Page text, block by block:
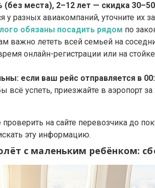
(без места), 2–12 лет — скидка
у разных авиакомпаний, уточните их
обязаны посадить рядом по
важно лететь всей семьей на
онлайн-регистрации или на
если ваш рейс отправляется в
всё успеть, приезжайте в аэропорт
на сайте перевозчика до
эту информацию.
с маленьким ребёнком: